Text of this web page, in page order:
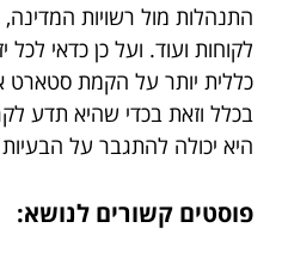
התנהלות מול רשויות
לקוחות ועוד. ועל כן כדאי
כללית יותר על הקמת סטארט
בכלל וזאת בכדי שהיא תדע
היא יכולה להתגבר על
פוסטים קשורים לנושא: